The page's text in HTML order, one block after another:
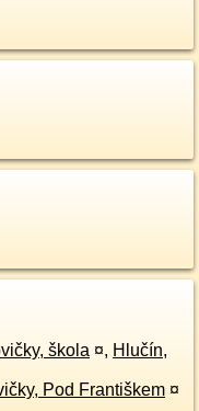
škola ¤, Hlučín,
Pod Františkem ¤